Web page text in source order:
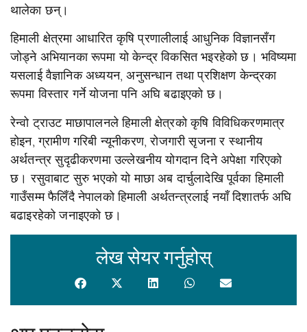
थालेका छन्।
हिमाली क्षेत्रमा आधारित कृषि प्रणालीलाई आधुनिक विज्ञानसँग
जोड्ने अभियानका रूपमा यो केन्द्र विकसित भइरहेको छ। भविष्यमा
यसलाई वैज्ञानिक अध्ययन, अनुसन्धान तथा प्रशिक्षण केन्द्रका
रूपमा विस्तार गर्ने योजना पनि अघि बढाइएको छ।
रेन्वो ट्राउट माछापालनले हिमाली क्षेत्रको कृषि विविधिकरणमात्र
होइन, ग्रामीण गरिबी न्यूनीकरण, रोजगारी सृजना र स्थानीय
अर्थतन्त्र सुदृढीकरणमा उल्लेखनीय योगदान दिने अपेक्षा गरिएको
छ। रसुवाबाट सुरु भएको यो माछा अब दार्चुलादेखि पूर्वका हिमाली
गाउँसम्म फैलिँदै नेपालको हिमाली अर्थतन्त्रलाई नयाँ दिशातर्फ अघि
बढाइरहेको जनाइएको छ।
लेख सेयर गर्नुहोस्